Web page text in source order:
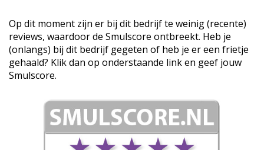
Op dit moment zijn er bij dit bedrijf te weinig (recente)
reviews, waardoor de Smulscore ontbreekt. Heb je
(onlangs) bij dit bedrijf gegeten of heb je er een frietje
gehaald? Klik dan op onderstaande link en geef jouw
Smulscore.